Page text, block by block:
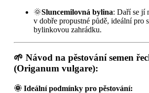
🌞Sluncemilovná bylina: Daří se jí
v dobře propustné půdě, ideální pro
bylinkovou zahrádku.
🌱 Návod na pěstování semen
(Origanum vulgare):
🌞 Ideální podmínky pro pěstování: